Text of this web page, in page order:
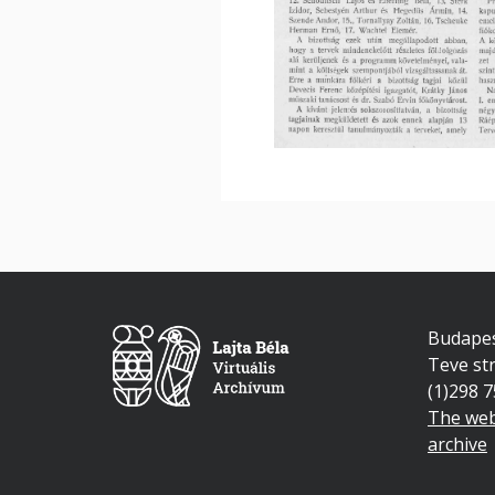
Teve
(1)298
The
archive